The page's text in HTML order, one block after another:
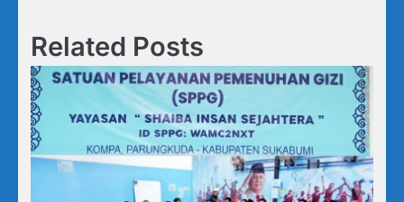
Related Posts